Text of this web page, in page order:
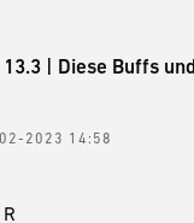
13.3 | Diese Buffs
2023 14:58